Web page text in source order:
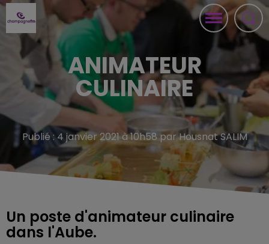
ANIMATEUR
CULINAIRE
Publié : 4 janvier 2021 à 10h58 par Housnat SALIM
Un poste d'animateur culinaire
dans l'Aube.